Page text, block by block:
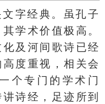
字经典。虽孔子
学术价值极高。
及河间歌诗已经
度重视，相关会
个专门的学术门
诗经，足迹所到